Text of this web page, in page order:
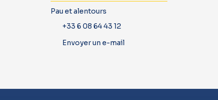
Pau et alentours
+33 6 08 64 43 12
Envoyer un e-mail